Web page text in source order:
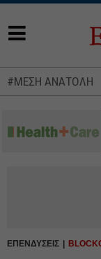
#ΜΕΣΗ ΑΝΑΤΟΛΗ
ΕΠΕΝΔΥΣΕΙΣ